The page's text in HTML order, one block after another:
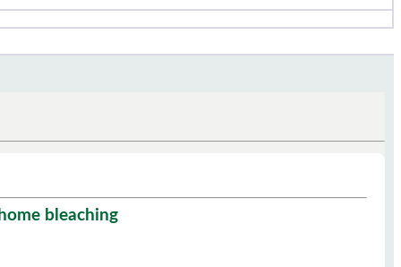
bleaching